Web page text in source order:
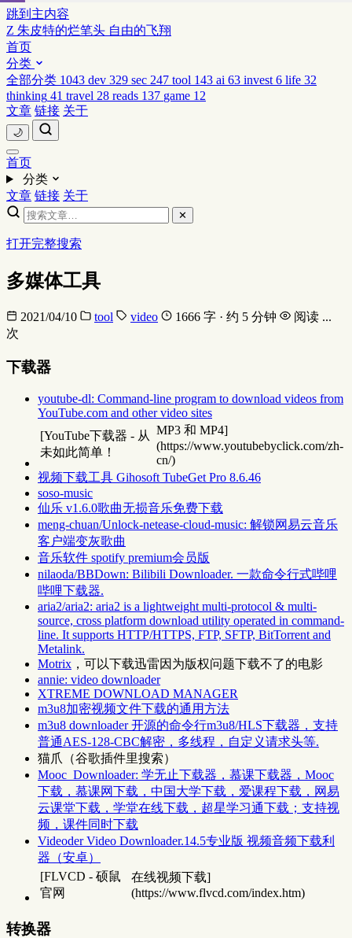
跳到主内容
Z 朱皮特的烂笔头 自由的飞翔
首页
分类
全部分类 1043 dev 329 sec 247 tool 143 ai 63 invest 6 life 32
thinking 41 travel 28 reads 137 game 12
文章 链接 关于
🌙
首页
分类
文章 链接 关于
✕
打开完整搜索
多媒体工具
2021/04/10 tool video 1666 字 · 约 5 分钟 阅读 ...
次
下载器
youtube-dl: Command-line program to download videos from
YouTube.com and other video sites
[YouTube下载器 - 从
未如此简单！
MP3 和 MP4]
(https://www.youtubebyclick.com/zh-
cn/)
视频下载工具 Gihosoft TubeGet Pro 8.6.46
soso-music
仙乐 v1.6.0歌曲无损音乐免费下载
meng-chuan/Unlock-netease-cloud-music: 解锁网易云音乐
客户端变灰歌曲
音乐软件 spotify premium会员版
nilaoda/BBDown: Bilibili Downloader. 一款命令行式哔哩
哔哩下载器.
aria2/aria2: aria2 is a lightweight multi-protocol & multi-
source, cross platform download utility operated in command-
line. It supports HTTP/HTTPS, FTP, SFTP, BitTorrent and
Metalink.
Motrix ，可以下载迅雷因为版权问题下载不了的电影
annie: video downloader
XTREME DOWNLOAD MANAGER
m3u8加密视频文件下载的通用方法
m3u8 downloader 开源的命令行m3u8/HLS下载器，支持
普通AES-128-CBC解密，多线程，自定义请求头等.
猫爪（谷歌插件里搜索）
Mooc_Downloader: 学无止下载器，慕课下载器，Mooc
下载，慕课网下载，中国大学下载，爱课程下载，网易
云课堂下载，学堂在线下载，超星学习通下载；支持视
频，课件同时下载
Videoder Video Downloader.14.5专业版 视频音频下载利
器（安卓）
[FLVCD - 硕鼠
官网
在线视频下载]
(https://www.flvcd.com/index.htm)
转换器